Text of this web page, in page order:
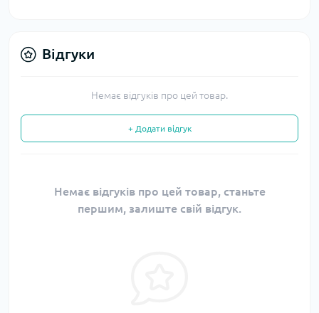
Відгуки
Немає відгуків про цей товар.
+ Додати відгук
Немає відгуків про цей товар, станьте
першим, залиште свій відгук.